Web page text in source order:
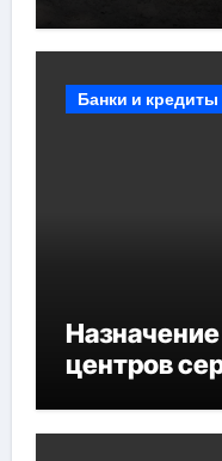
Банки и кредиты
центров